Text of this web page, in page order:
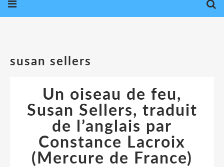
susan sellers
Un oiseau de feu,
Susan Sellers, traduit
de l’anglais par
Constance Lacroix
(Mercure de France)